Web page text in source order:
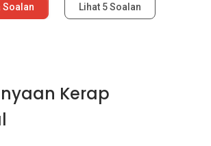
Soalan Lihat 5Soalan
Kerap